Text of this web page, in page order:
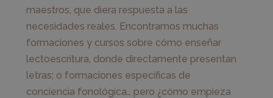
maestros, que diera respuesta a las
necesidades reales. Encontramos muchas
formaciones y cursos sobre cómo enseñar
lectoescritura, donde directamente presentan
letras; o formaciones específicas de
conciencia fonológica… pero ¿cómo empieza